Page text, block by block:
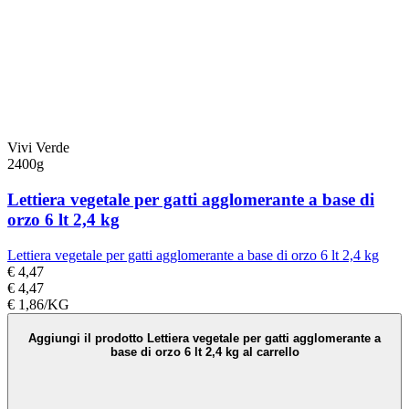
Vivi Verde
2400g
Lettiera vegetale per gatti agglomerante a base di
orzo 6 lt 2,4 kg
Lettiera vegetale per gatti agglomerante a base di orzo 6 lt 2,4 kg
€ 4,47
€ 4,47
€ 1,86/KG
Aggiungi il prodotto Lettiera vegetale per gatti agglomerante a
base di orzo 6 lt 2,4 kg al carrello